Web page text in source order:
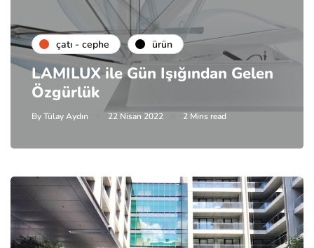
çatı - cephe ürün
LAMILUX ile Gün Işığından Gelen
Özgürlük
ByTülay Aydın 22 Nisan 2022 2 Mins read